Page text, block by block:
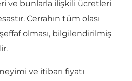
ve bunlarla ilişkili ücretleri
Cerrahın tüm olası
olması, bilgilendirilmiş
ve itibarı fiyatı